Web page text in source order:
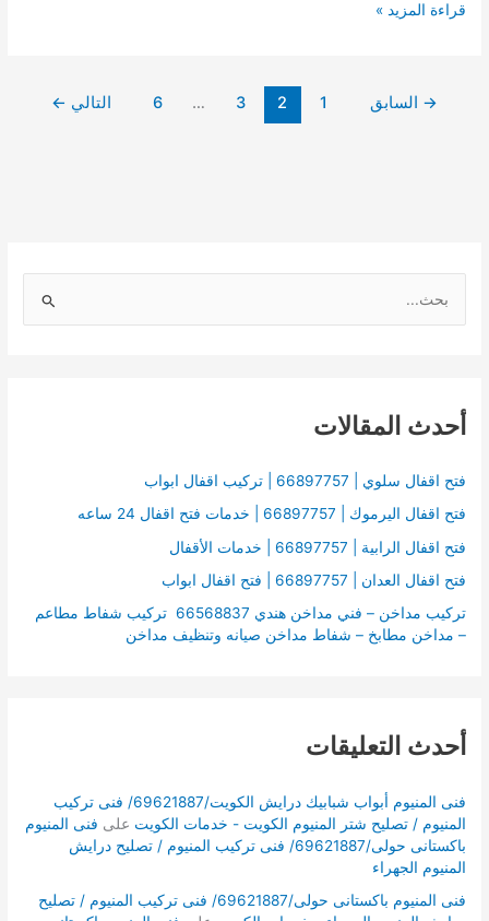
قراءة المزيد »
→ السابق 1
2
3
…
6 التالي ←
ث
ن
:
أحدث المقالات
فتح اقفال سلوي | 66897757 | تركيب اقفال ابواب
فتح اقفال اليرموك | 66897757 | خدمات فتح اقفال 24 ساعه
فتح اقفال الرابية | 66897757 | خدمات الأقفال
فتح اقفال العدان | 66897757 | فتح اقفال ابواب
تركيب مداخن – فني مداخن هندي 66568837 تركيب شفاط مطاعم
– مداخن مطابخ – شفاط مداخن صيانه وتنظيف مداخن
أحدث التعليقات
فنى المنيوم أبواب شبابيك درايش الكويت/69621887/ فنى تركيب
المنيوم / تصليح شتر المنيوم الكويت - خدمات الكويت على فنى المنيوم
باكستانى حولى/69621887/ فنى تركيب المنيوم / تصليح درايش
المنيوم الجهراء
فنى المنيوم باكستانى حولى/69621887/ فنى تركيب المنيوم / تصليح